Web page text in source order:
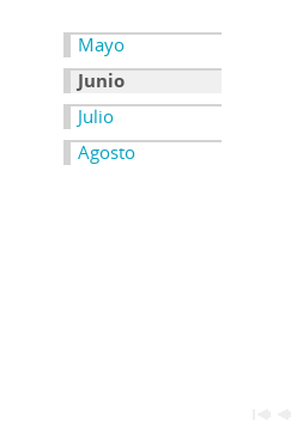
Mayo
Junio
Julio
Agosto